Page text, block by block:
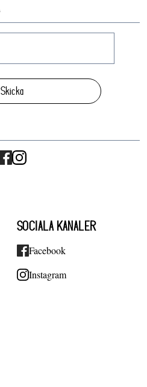
Skicka
SOCIALA KANALER
Facebook
Instagram